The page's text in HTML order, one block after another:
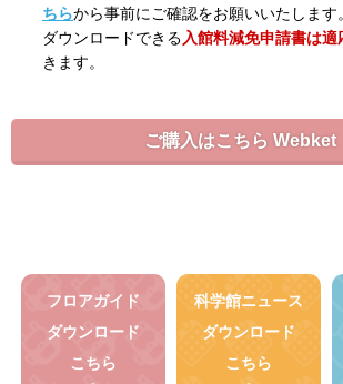
ちらから事前にご確認をお願いいたします
ダウンロードできる入館料減免申請書は適
きます。
ご購入はこちら Webket
フロアガイド
ダウンロード
こちら
科学館ニュース
ダウンロード
こちら